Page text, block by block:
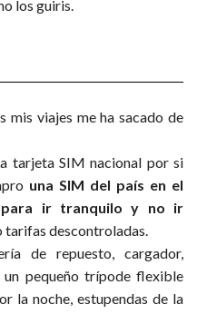
los guiris.
mis viajes me ha sacado de
tarjeta SIM nacional por si
una SIM del país en el
para ir tranquilo y no ir
tarifas descontroladas.
de repuesto, cargador,
pequeño trípode flexible
la noche, estupendas de la